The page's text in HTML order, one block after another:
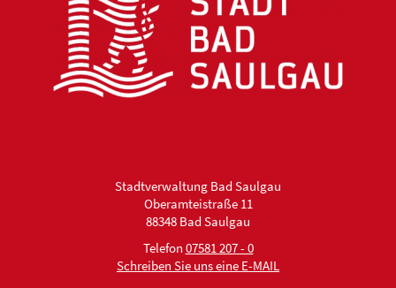
Stadtverwaltung Bad Saulgau
Oberamteistraße 11
88348 Bad Saulgau
Telefon 07581 207 - 0
Schreiben Sie uns eine E-MAIL